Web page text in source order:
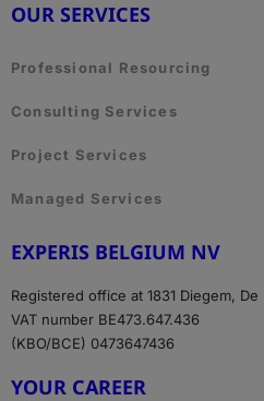
OUR SERVICES
Professional Resourcing
Consulting Services
Project Services
Managed Services
EXPERIS BELGIUM NV
Registered office at 1831 Diegem,
VAT number BE473.647.436
(KBO/BCE) 0473647436
YOUR CAREER